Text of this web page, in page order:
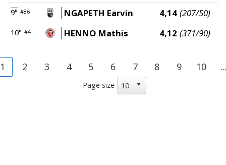
9° #86 NGAPETH Earvin 4,14 (207/50)
10° #4 HENNO Mathis 4,12 (371/90)
1 2 3 4 5 6 7 8 9 10 ...
Page size